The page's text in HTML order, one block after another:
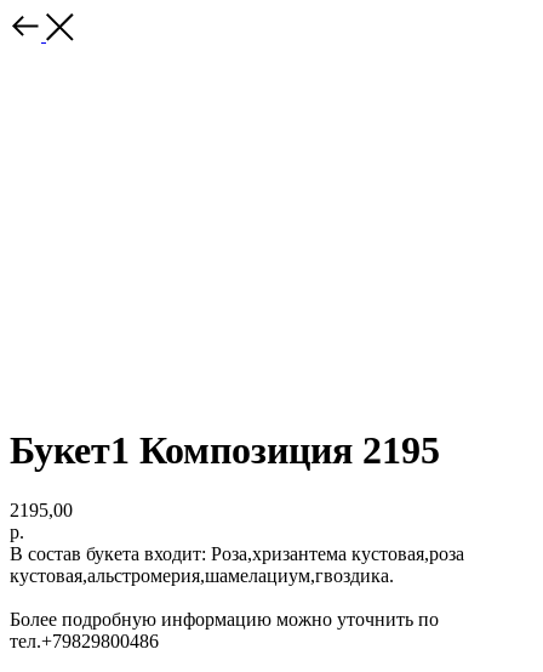
Букет1 Композиция 2195
2195,00
р.
В состав букета входит: Роза,хризантема кустовая,роза
кустовая,альстромерия,шамелациум,гвоздика.
Более подробную информацию можно уточнить по
тел.+79829800486